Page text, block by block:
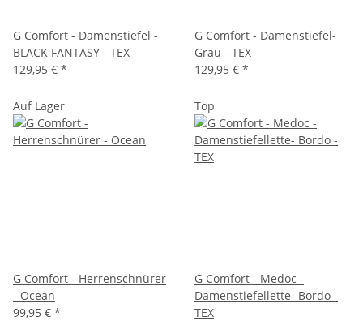
G Comfort - Damenstiefel -
BLACK FANTASY - TEX
129,95 € *
G Comfort - Damenstiefel-
Grau - TEX
129,95 € *
Auf Lager
G Comfort - Herrenschnürer
- Ocean
99,95 € *
Top
G Comfort - Medoc -
Damenstiefellette- Bordo -
TEX